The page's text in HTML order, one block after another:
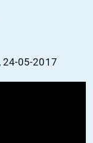
, 24-05-2017